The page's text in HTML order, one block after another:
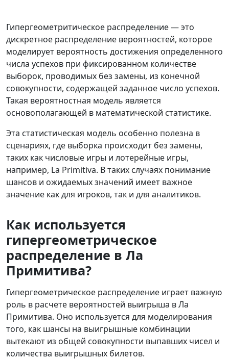
Гипергеометритическое распределение — это
дискретное распределение вероятностей, которое
моделирует вероятность достижения определенного
числа успехов при фиксированном количестве
выборок, проводимых без замены, из конечной
совокупности, содержащей заданное число успехов.
Такая вероятностная модель является
основополагающей в математической статистике.
Эта статистическая модель особенно полезна в
сценариях, где выборка происходит без замены,
таких как числовые игры и лотерейные игры,
например, La Primitiva. В таких случаях понимание
шансов и ожидаемых значений имеет важное
значение как для игроков, так и для аналитиков.
Как используется
гипергеометрическое
распределение в Ла
Примитива?
Гипергеометрическое распределение играет важную
роль в расчете вероятностей выигрыша в Ла
Примитива. Оно используется для моделирования
того, как шансы на выигрышные комбинации
вытекают из общей совокупности выпавших чисел и
количества выигрышных билетов.